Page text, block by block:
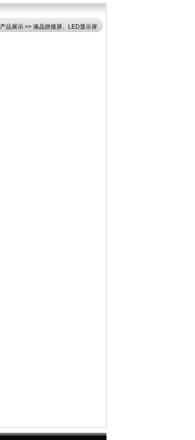
产品展示>> 液晶拼接屏、LED显示屏